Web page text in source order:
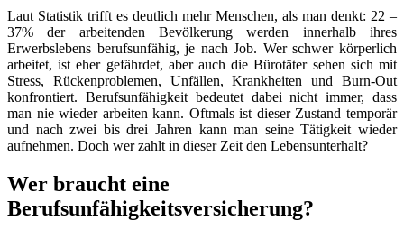
Laut Statistik trifft es deutlich mehr Menschen, als man denkt: 22 –
37% der arbeitenden Bevölkerung werden innerhalb ihres
Erwerbslebens berufsunfähig, je nach Job. Wer schwer körperlich
arbeitet, ist eher gefährdet, aber auch die Bürotäter sehen sich mit
Stress, Rückenproblemen, Unfällen, Krankheiten und Burn-Out
konfrontiert. Berufsunfähigkeit bedeutet dabei nicht immer, dass
man nie wieder arbeiten kann. Oftmals ist dieser Zustand temporär
und nach zwei bis drei Jahren kann man seine Tätigkeit wieder
aufnehmen. Doch wer zahlt in dieser Zeit den Lebensunterhalt?
Wer braucht eine
Berufsunfähigkeitsversicherung?